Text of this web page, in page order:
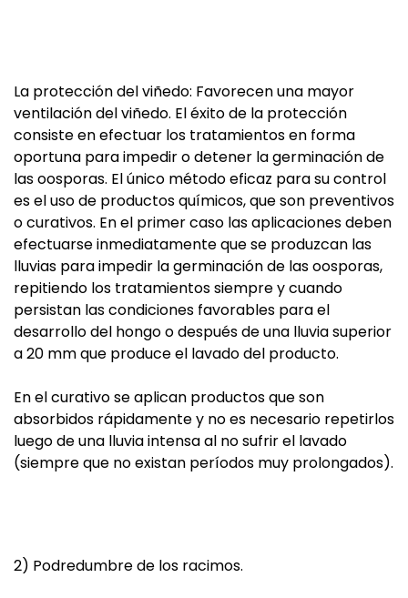
La protección del viñedo: Favorecen una mayor
ventilación del viñedo. El éxito de la protección
consiste en efectuar los tratamientos en forma
oportuna para impedir o detener la germinación de
las oosporas. El único método eficaz para su control
es el uso de productos químicos, que son preventivos
o curativos. En el primer caso las aplicaciones deben
efectuarse inmediatamente que se produzcan las
lluvias para impedir la germinación de las oosporas,
repitiendo los tratamientos siempre y cuando
persistan las condiciones favorables para el
desarrollo del hongo o después de una lluvia superior
a 20 mm que produce el lavado del producto.
En el curativo se aplican productos que son
absorbidos rápidamente y no es necesario repetirlos
luego de una lluvia intensa al no sufrir el lavado
(siempre que no existan períodos muy prolongados).
2) Podredumbre de los racimos.